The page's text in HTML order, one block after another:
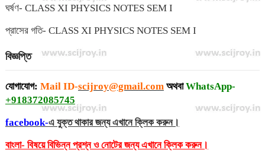
ঘর্ষণ- CLASS XI PHYSICS NOTES SEM I
প্রাসের গতি- CLASS XI PHYSICS NOTES SEM I
বিজ্ঞপ্তি
যোগাযোগ: Mail ID-scijroy@gmail.comঅথবাWhatsApp-
+918372085745
facebook-এ যুক্ত থাকার জন্য এখানে ক্লিক করুন।
বাংলা- বিষয়ে বিভিন্ন প্রশ্ন ও নোটের জন্য এখানে ক্লিক করুন।